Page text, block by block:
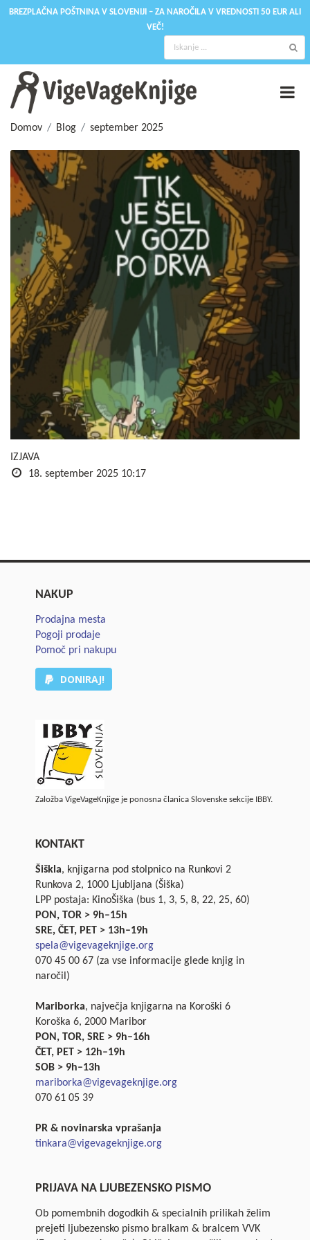
BREZPLAČNA POŠTNINA V SLOVENIJI – ZA NAROČILA V VREDNOSTI 50 EUR ALI
VEČ!
Domov Blog september 2025
IZJAVA
18. september 2025 10:17
NAKUP
Prodajna mesta
Pogoji prodaje
Pomoč pri nakupu
DONIRAJ!
Založba VigeVageKnjige je ponosna članica Slovenske sekcije IBBY.
KONTAKT
Šiškla, knjigarna pod stolpnico na Runkovi 2
Runkova 2, 1000 Ljubljana (Šiška)
LPP postaja: KinoŠiška (bus 1, 3, 5, 8, 22, 25, 60)
PON, TOR > 9h–15h
SRE, ČET, PET > 13h–19h
spela@vigevageknjige.org
070 45 00 67 (za vse informacije glede knjig in
naročil)
Mariborka, največja knjigarna na Koroški 6
Koroška 6, 2000 Maribor
PON, TOR, SRE > 9h–16h
ČET, PET > 12h–19h
SOB > 9h–13h
mariborka@vigevageknjige.org
070 61 05 39
PR & novinarska vprašanja
tinkara@vigevageknjige.org
PRIJAVA NA LJUBEZENSKO PISMO
Ob pomembnih dogodkih & specialnih prilikah želim
prejeti ljubezensko pismo bralkam & bralcem VVK